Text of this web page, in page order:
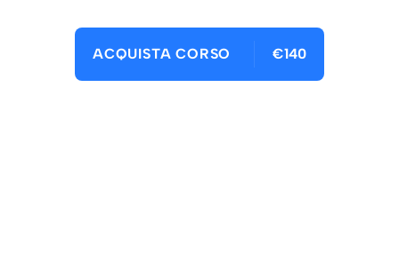
ACQUISTA CORSO €140